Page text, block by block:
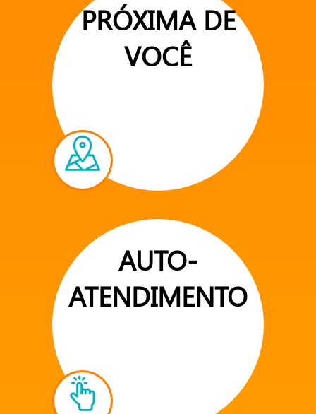
PRÓXIMA DE
VOCÊ
AUTO-
ATENDIMENTO